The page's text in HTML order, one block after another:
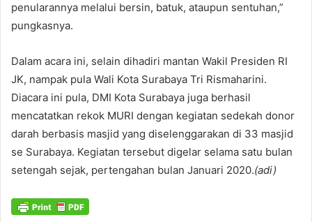
penularannya melalui bersin, batuk, ataupun sentuhan,”
pungkasnya.
Dalam acara ini, selain dihadiri mantan Wakil Presiden RI
JK, nampak pula Wali Kota Surabaya Tri Rismaharini.
Diacara ini pula, DMI Kota Surabaya juga berhasil
mencatatkan rekok MURI dengan kegiatan sedekah donor
darah berbasis masjid yang diselenggarakan di 33 masjid
se Surabaya. Kegiatan tersebut digelar selama satu bulan
setengah sejak, pertengahan bulan Januari 2020.(adi)